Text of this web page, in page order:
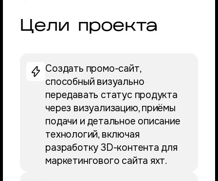
Цели проекта
Создать промо-сайт,
способный визуально
передавать статус продукта
через визуализацию, приёмы
подачи и детальное описание
технологий, включая
разработку 3D-контента для
маркетингового сайта яхт.